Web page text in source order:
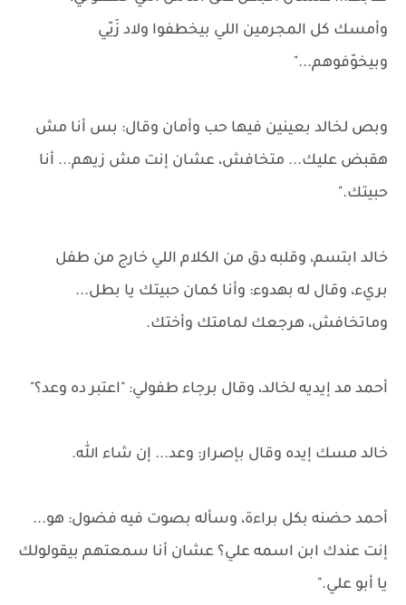
وأمسك كل المجرمين اللي بيخطفوا ولاد زَيّي
وبيخوّفوهم..."
وبص لخالد بعينين فيها حب وأمان وقال: بس أنا مش
هقبض عليك... متخافش، عشان إنت مش زيهم... أنا
حبيتك."
خالد ابتسم، وقلبه دق من الكلام اللي خارج من طفل
بريء، وقال له بهدوء: وأنا كمان حبيتك يا بطل...
وماتخافش، هرجعك لمامتك وأختك.
أحمد مد إيديه لخالد، وقال برجاء طفولي: "اعتبر ده وعد؟"
خالد مسك إيده وقال بإصرار: وعد... إن شاء الله.
أحمد حضنه بكل براءة، وسأله بصوت فيه فضول: هو...
إنت عندك ابن اسمه علي؟ عشان أنا سمعتهم بيقولولك
يا أبو علي."